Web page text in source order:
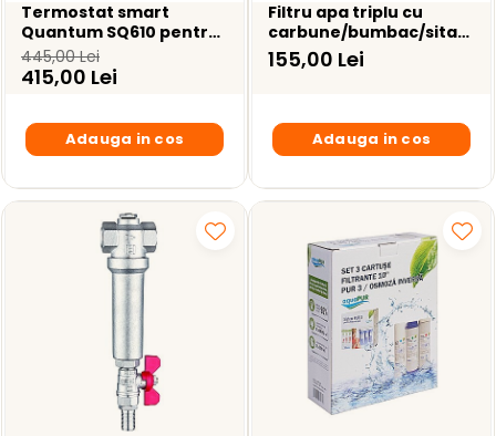
Termostat smart
Quantum SQ610 pentru
Salus IT600 montaj in
doza
445,00 Lei
415,00 Lei
Adauga in cos
Filtru apa triplu cu
carbune/bumbac/sita
3*3/4"*
155,00 Lei
Adauga in cos